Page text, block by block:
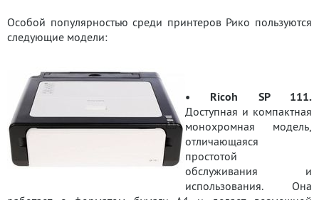
Особой популярностью среди принтеров Рико пользуются
следующие модели:
• Ricoh SP 111.
Доступная и компактная
монохромная модель,
отличающаяся
простотой
обслуживания и
использования. Она